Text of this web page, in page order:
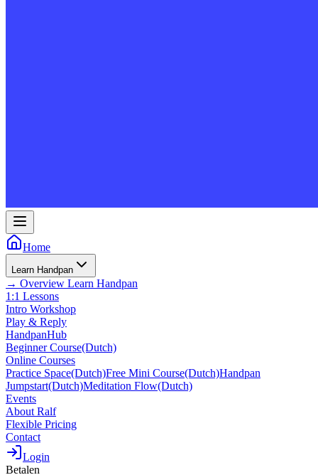
Home
Learn Handpan
→ Overview Learn Handpan
1:1 Lessons
Intro Workshop
Play & Reply
HandpanHub
Beginner Course(Dutch)
Online Courses
Practice Space(Dutch)Free Mini Course(Dutch)Handpan
Jumpstart(Dutch)Meditation Flow(Dutch)
Events
About Ralf
Flexible Pricing
Contact
Login
Betalen